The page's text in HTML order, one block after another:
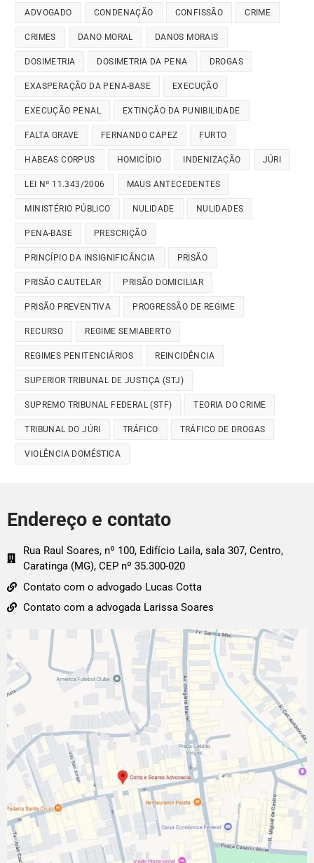
ADVOGADO CONDENAÇÃO CONFISSÃO CRIME
CRIMES DANO MORAL DANOS MORAIS
DOSIMETRIA DOSIMETRIA DA PENA DROGAS
EXASPERAÇÃO DA PENA-BASE EXECUÇÃO
EXECUÇÃO PENAL EXTINÇÃO DA PUNIBILIDADE
FALTA GRAVE FERNANDO CAPEZ FURTO
HABEAS CORPUS HOMICÍDIO INDENIZAÇÃO JÚRI
LEI Nº 11.343/2006 MAUS ANTECEDENTES
MINISTÉRIO PÚBLICO NULIDADE NULIDADES
PENA-BASE PRESCRIÇÃO
PRINCÍPIO DA INSIGNIFICÂNCIA PRISÃO
PRISÃO CAUTELAR PRISÃO DOMICILIAR
PRISÃO PREVENTIVA PROGRESSÃO DE REGIME
RECURSO REGIME SEMIABERTO
REGIMES PENITENCIÁRIOS REINCIDÊNCIA
SUPERIOR TRIBUNAL DE JUSTIÇA (STJ)
SUPREMO TRIBUNAL FEDERAL (STF) TEORIA DO CRIME
TRIBUNAL DO JÚRI TRÁFICO TRÁFICO DE DROGAS
VIOLÊNCIA DOMÉSTICA
Endereço e contato
Rua Raul Soares, nº 100, Edifício Laila, sala 307, Centro,
Caratinga (MG), CEP nº 35.300-020
Contato com o advogado Lucas Cotta
Contato com a advogada Larissa Soares